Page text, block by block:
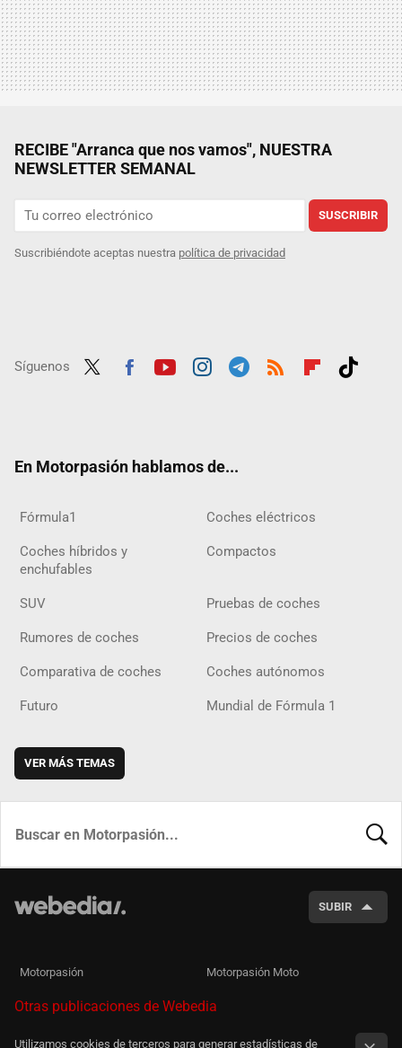
RECIBE "Arranca que nos vamos", NUESTRA
NEWSLETTER SEMANAL
SUSCRIBIR
Suscribiéndote aceptas nuestra política de privacidad
Síguenos
En Motorpasión hablamos de...
Fórmula1 Coches eléctricos
Coches híbridos y
enchufables
Compactos
SUV Pruebas de coches
Rumores de coches Precios de coches
Comparativa de coches Coches autónomos
Futuro Mundial de Fórmula 1
VER MÁS TEMAS
SUBIR
Motorpasión Motorpasión Moto
Otras publicaciones de Webedia
Utilizamos cookies de terceros para generar estadísticas de